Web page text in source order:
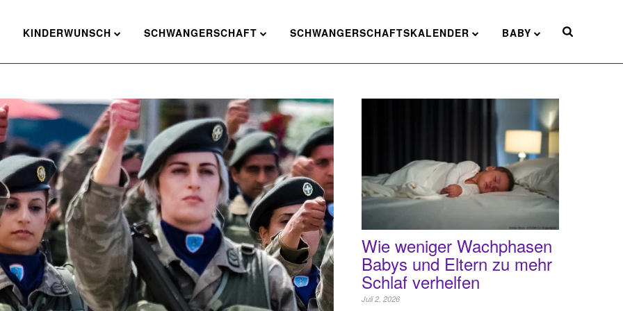
KINDERWUNSCH SCHWANGERSCHAFT SCHWANGERSCHAFTSKALENDER BABY
Wie weniger Wachphasen
Babys und Eltern zu mehr
Schlaf verhelfen
Juli 2, 2026